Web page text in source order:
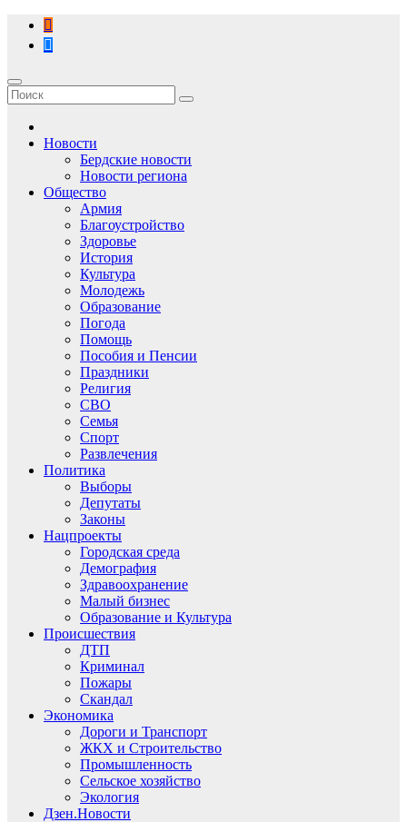
Перейти
содержимому
Новости
Бердские новости
Новости региона
Общество
Армия
Благоустройство
Здоровье
История
Культура
Молодежь
Образование
Погода
Помощь
Пособия и Пенсии
Праздники
Религия
СВО
Семья
Спорт
Развлечения
Политика
Выборы
Депутаты
Законы
Нацпроекты
Городская среда
Демография
Здравоохранение
Малый бизнес
Образование и Культура
Происшествия
ДТП
Криминал
Пожары
Скандал
Экономика
Дороги и Транспорт
ЖКХ и Строительство
Промышленность
Сельское хозяйство
Экология
Дзен.Новости